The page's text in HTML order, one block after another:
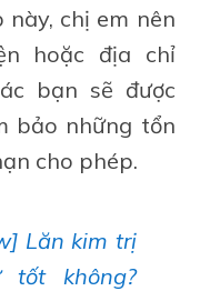
chị em nên
hoặc địa chỉ
bạn sẽ được
bảo những tổn
cho phép.
Lăn kim trị
không?